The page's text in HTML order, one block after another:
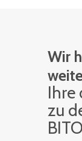
Wir
Ihre
zu